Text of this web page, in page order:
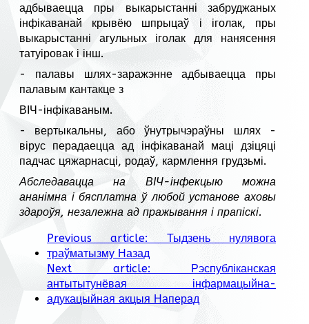
адбываецца пры выкарыстанні забруджаных
інфікаванай крывёю шпрыцаў і іголак, пры
выкарыстанні агульных іголак для нанясення
татуіровак і інш.
- палавы шлях-заражэнне адбываецца пры
палавым кантакце з
ВІЧ-інфікаваным.
- вертыкальны, або ўнутрычэраўны шлях -
вірус перадаецца ад інфікаванай маці дзіцяці
падчас цяжарнасці, родаў, кармлення грудзьмі.
Абследавацца на ВІЧ-інфекцыю можна
ананімна і бясплатна ў любой установе аховы
здароўя, незалежна ад пражывання і прапіскі.
Previous article: Тыдзень нулявога
траўматызму Назад
Next article: Рэспубліканская
антытытунёвая інфармацыйна-
адукацыйная акцыя Наперад